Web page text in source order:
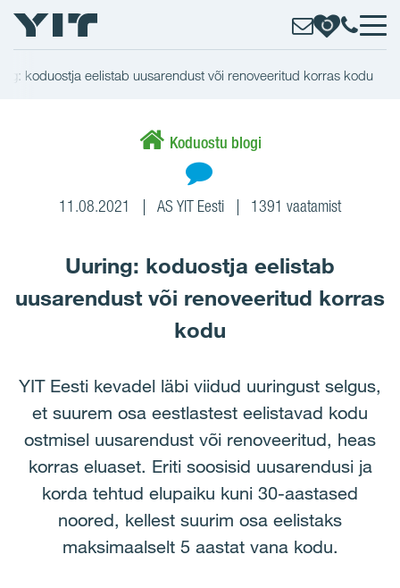
koduostja eelistab uusarendust või renoveeritud korras kodu
Koduostu blogi
11.08.2021 AS YIT Eesti 1391 vaatamist
Uuring: koduostja eelistab
uusarendust või renoveeritud korras
kodu
YIT Eesti kevadel läbi viidud uuringust selgus,
et suurem osa eestlastest eelistavad kodu
ostmisel uusarendust või renoveeritud, heas
korras eluaset. Eriti soosisid uusarendusi ja
korda tehtud elupaiku kuni 30-aastased
noored, kellest suurim osa eelistaks
maksimaalselt 5 aastat vana kodu.